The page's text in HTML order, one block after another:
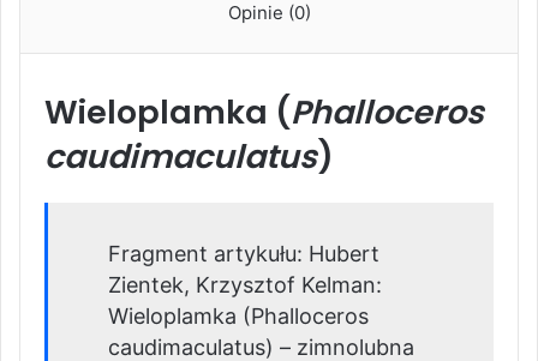
Opinie (0)
Wieloplamka (Phalloceros
caudimaculatus)
Fragment artykułu: Hubert
Zientek, Krzysztof Kelman:
Wieloplamka (Phalloceros
caudimaculatus) – zimnolubna